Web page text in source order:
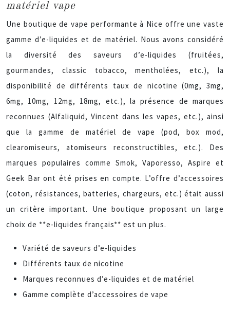
matériel vape
Une boutique de vape performante à Nice offre une vaste
gamme d’e-liquides et de matériel. Nous avons considéré
la diversité des saveurs d’e-liquides (fruitées,
gourmandes, classic tobacco, mentholées, etc.), la
disponibilité de différents taux de nicotine (0mg, 3mg,
6mg, 10mg, 12mg, 18mg, etc.), la présence de marques
reconnues (Alfaliquid, Vincent dans les vapes, etc.), ainsi
que la gamme de matériel de vape (pod, box mod,
clearomiseurs, atomiseurs reconstructibles, etc.). Des
marques populaires comme Smok, Vaporesso, Aspire et
Geek Bar ont été prises en compte. L’offre d’accessoires
(coton, résistances, batteries, chargeurs, etc.) était aussi
un critère important. Une boutique proposant un large
choix de **e-liquides français** est un plus.
Variété de saveurs d’e-liquides
Différents taux de nicotine
Marques reconnues d’e-liquides et de matériel
Gamme complète d’accessoires de vape